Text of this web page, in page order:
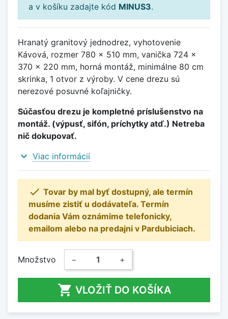
a v košíku zadajte kód MINUS3.
Hranatý granitový jednodrez, vyhotovenie
Kávová, rozmer 780 x 510 mm, vanička 724 x
370 x 220 mm, horná montáž, minimálne 80 cm
skrinka, 1 otvor z výroby. V cene drezu sú
nerezové posuvné koľajničky.
Súčasťou drezu je kompletné príslušenstvo na
montáž. (výpusť, sifón, príchytky atď.) Netreba
nič dokupovať.
expand_more Viac informácií
 Tovar by mal byť dostupný, ale termín
musíme zistiť u dodávateľa. Termín
dodania Vám oznámime telefonicky,
emailom alebo na predajni v Pardubiciach.
Množstvo − +
 VLOŽIŤ DO KOŠÍKA